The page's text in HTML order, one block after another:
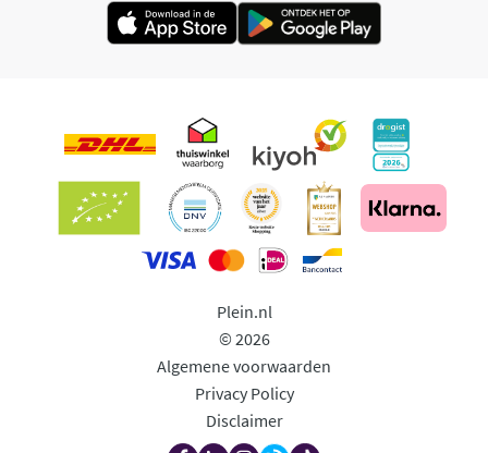
Plein.nl
© 2026
Algemene voorwaarden
Privacy Policy
Disclaimer